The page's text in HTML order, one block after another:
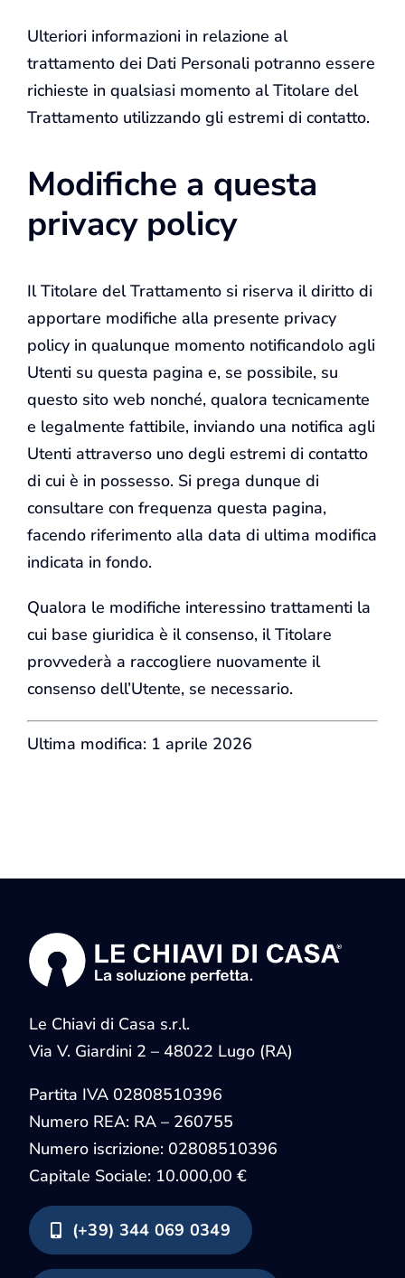
Ulteriori informazioni in relazione al
trattamento dei Dati Personali potranno essere
richieste in qualsiasi momento al Titolare del
Trattamento utilizzando gli estremi di contatto.
Modifiche a questa
privacy policy
Il Titolare del Trattamento si riserva il diritto di
apportare modifiche alla presente privacy
policy in qualunque momento notificandolo agli
Utenti su questa pagina e, se possibile, su
questo sito web nonché, qualora tecnicamente
e legalmente fattibile, inviando una notifica agli
Utenti attraverso uno degli estremi di contatto
di cui è in possesso. Si prega dunque di
consultare con frequenza questa pagina,
facendo riferimento alla data di ultima modifica
indicata in fondo.
Qualora le modifiche interessino trattamenti la
cui base giuridica è il consenso, il Titolare
provvederà a raccogliere nuovamente il
consenso dell’Utente, se necessario.
Ultima modifica: 1 aprile 2026
Le Chiavi di Casa s.r.l.
Via V. Giardini 2 – 48022 Lugo (RA)
Partita IVA 02808510396
Numero REA: RA – 260755
Numero iscrizione: 02808510396
Capitale Sociale: 10.000,00 €
(+39) 344 069 0349